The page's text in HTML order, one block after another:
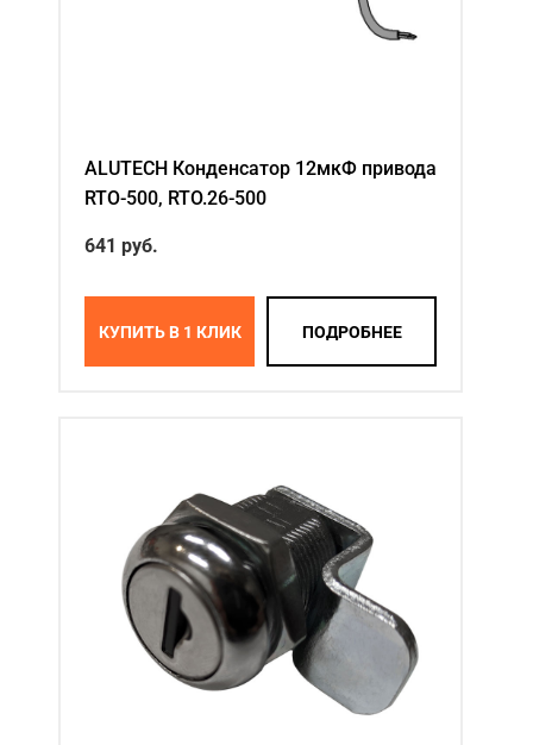
ALUTECH Конденсатор 12мкФ привода
RTO-500, RTO.26-500
641 руб.
КУПИТЬ В 1 КЛИК ПОДРОБНЕЕ